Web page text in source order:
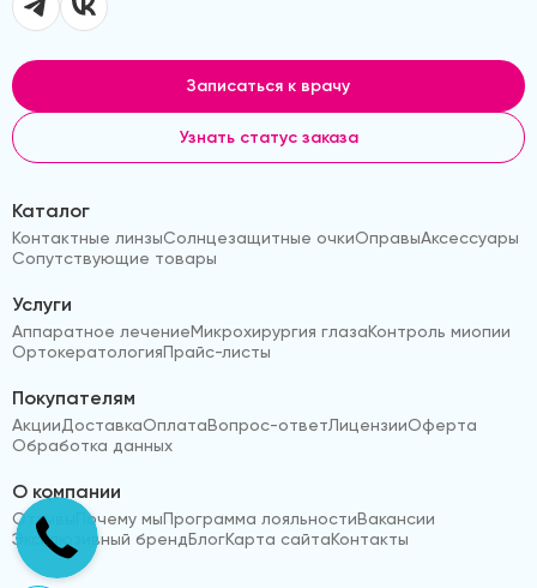
Записаться к врачу
Узнать статус заказа
Каталог
Контактные линзыСолнцезащитные очкиОправыАксессуары
Сопутствующие товары
Услуги
Аппаратное лечениеМикрохирургия глазаКонтроль миопии
ОртокератологияПрайс-листы
Покупателям
АкцииДоставкаОплатаВопрос-ответЛицензииОферта
Обработка данных
О компании
Отзывы Почему мыПрограмма лояльностиВакансии
Эксклюзивный брендБлогКарта сайтаКонтакты